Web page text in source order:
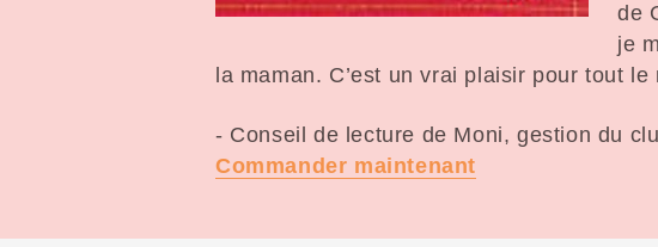
de
je
la maman. C’est un vrai plaisir pour tout le
- Conseil de lecture de Moni, gestion du
Commander maintenant